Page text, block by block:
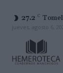
27.2 C
jueves, agosto 6,